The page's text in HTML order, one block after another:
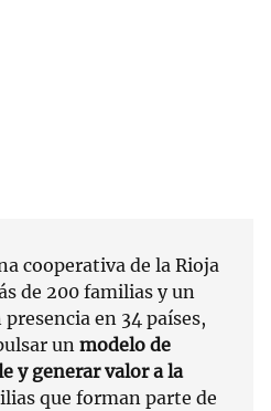
cooperativa de la Rioja
de 200 familias y un
en 34 países,
un modelo de
y generar valor a la
que forman parte de